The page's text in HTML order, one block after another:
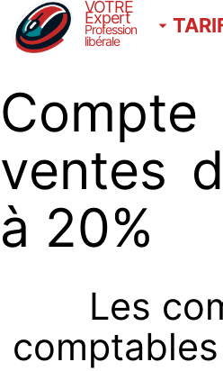
VOTRE
Expert
Profession
libérale
Compte
ventes
à 20%
Les